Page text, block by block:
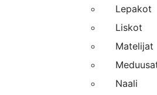
Lepakot
Liskot
Matelijat
Naali